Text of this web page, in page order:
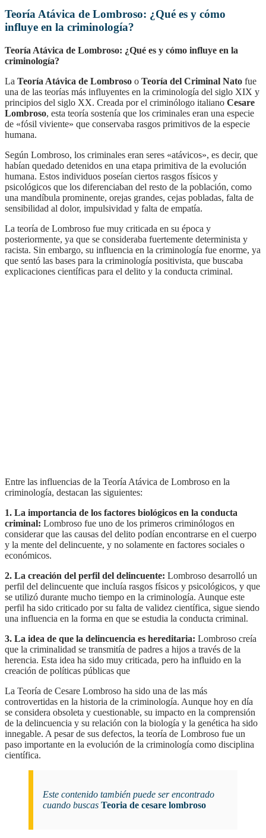
Teoría Atávica de Lombroso: ¿Qué es y cómo
influye en la criminología?
Teoría Atávica de Lombroso: ¿Qué es y cómo influye en la
criminología?
La Teoría Atávica de Lombroso o Teoría del Criminal Nato fue
una de las teorías más influyentes en la criminología del siglo XIX y
principios del siglo XX. Creada por el criminólogo italiano Cesare
Lombroso, esta teoría sostenía que los criminales eran una especie
de «fósil viviente» que conservaba rasgos primitivos de la especie
humana.
Según Lombroso, los criminales eran seres «atávicos», es decir, que
habían quedado detenidos en una etapa primitiva de la evolución
humana. Estos individuos poseían ciertos rasgos físicos y
psicológicos que los diferenciaban del resto de la población, como
una mandíbula prominente, orejas grandes, cejas pobladas, falta de
sensibilidad al dolor, impulsividad y falta de empatía.
La teoría de Lombroso fue muy criticada en su época y
posteriormente, ya que se consideraba fuertemente determinista y
racista. Sin embargo, su influencia en la criminología fue enorme, ya
que sentó las bases para la criminología positivista, que buscaba
explicaciones científicas para el delito y la conducta criminal.
Entre las influencias de la Teoría Atávica de Lombroso en la
criminología, destacan las siguientes:
1. La importancia de los factores biológicos en la conducta
criminal: Lombroso fue uno de los primeros criminólogos en
considerar que las causas del delito podían encontrarse en el cuerpo
y la mente del delincuente, y no solamente en factores sociales o
económicos.
2. La creación del perfil del delincuente: Lombroso desarrolló un
perfil del delincuente que incluía rasgos físicos y psicológicos, y que
se utilizó durante mucho tiempo en la criminología. Aunque este
perfil ha sido criticado por su falta de validez científica, sigue siendo
una influencia en la forma en que se estudia la conducta criminal.
3. La idea de que la delincuencia es hereditaria: Lombroso creía
que la criminalidad se transmitía de padres a hijos a través de la
herencia. Esta idea ha sido muy criticada, pero ha influido en la
creación de políticas públicas que
la Teoría de Cesare Lombroso ha sido una de las más
controvertidas en la historia de la criminología. Aunque hoy en día
se considera obsoleta y cuestionable, su impacto en la comprensión
de la delincuencia y su relación con la biología y la genética ha sido
innegable. A pesar de sus defectos, la teoría de Lombroso fue un
paso importante en la evolución de la criminología como disciplina
científica.
Este contenido también puede ser encontrado
cuando buscas Teoria de cesare lombroso